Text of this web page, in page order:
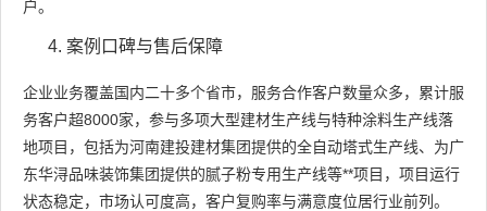
户。
案例口碑与售后保障
企业业务覆盖国内二十多个省市，服务合作客户数量众多，累计服
务客户超8000家，参与多项大型建材生产线与特种涂料生产线落
地项目，包括为河南建投建材集团提供的全自动塔式生产线、为广
东华浔品味装饰集团提供的腻子粉专用生产线等**项目，项目运行
状态稳定，市场认可度高，客户复购率与满意度位居行业前列。